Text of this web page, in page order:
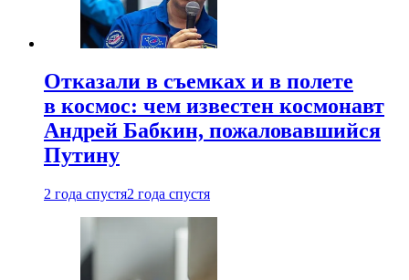
Отказали в съемках и в полете
в космос: чем известен космонавт
Андрей Бабкин, пожаловавшийся
Путину
2 года спустя2 года спустя